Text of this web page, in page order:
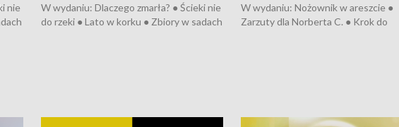
nie
W wydaniu: Dlaczego zmarła? ● Ścieki nie
do rzeki ● Lato w korku ● Zbiory w sadach
W wydaniu: Nożownik w areszcie ●
Zarzuty dla Norberta C. ● Krok do